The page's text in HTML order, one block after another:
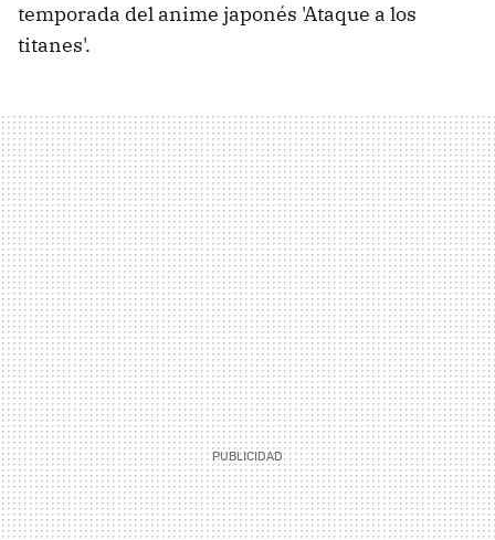
temporada del anime japonés 'Ataque a los
titanes'.